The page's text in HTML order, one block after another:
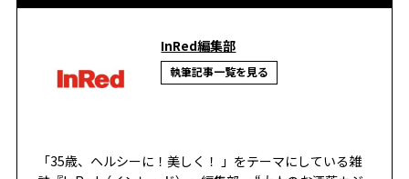
InRed編集部
執筆記事一覧を見る
「35歳、ヘルシーに！美しく！ 」をテーマにしている雑